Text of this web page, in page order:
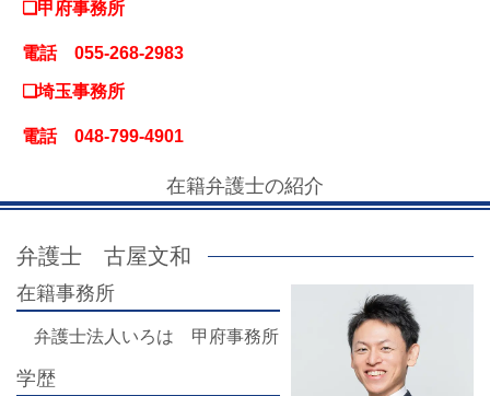
❏甲府事務所
電話 055-268-2983
❏埼玉事務所
電話 048-799-4901
在籍弁護士の紹介
弁護士 古屋文和
在籍事務所
弁護士法人いろは 甲府事務所
学歴